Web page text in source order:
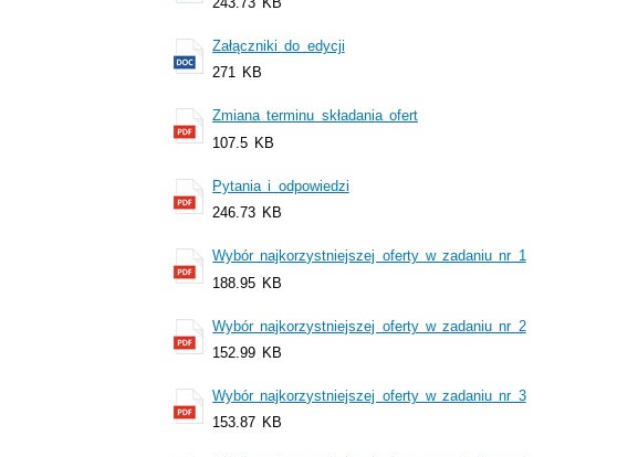
243.73 KB
Załączniki do edycji
271 KB
Zmiana terminu składania ofert
107.5 KB
Pytania i odpowiedzi
246.73 KB
Wybór najkorzystniejszej oferty w zadaniu nr 1
188.95 KB
Wybór najkorzystniejszej oferty w zadaniu nr 2
152.99 KB
Wybór najkorzystniejszej oferty w zadaniu nr 3
153.87 KB